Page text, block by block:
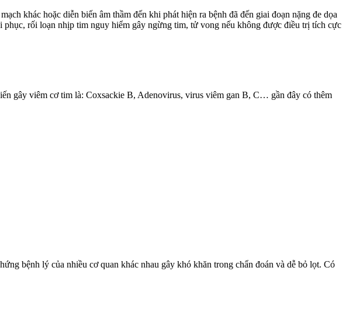
khác hoặc diễn biến âm thầm đến khi phát hiện ra bệnh đã đến giai đoạn nặng đe dọa
rối loạn nhịp tim nguy hiểm gây ngừng tim, tử vong nếu không được điều trị tích cực
gây viêm cơ tim là: Coxsackie B, Adenovirus, virus viêm gan B, C… gần đây có thêm
bệnh lý của nhiều cơ quan khác nhau gây khó khăn trong chẩn đoán và dễ bỏ lọt. Có